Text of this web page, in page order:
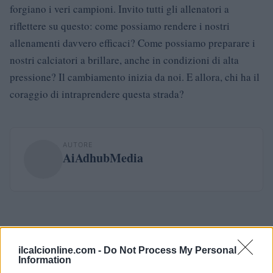
ilcalcionline.com - Do Not Process My Personal
Information
forgiano i veri campioni. Invito tutti gli allenatori a
riflettere su questo: come possiamo rendere i nostri
allenamenti davvero efficaci? Come possiamo preparare i
nostri calciatori a brillare, anche in condizioni di alta
pressione? Il cambiamento inizia da noi. E allora, chi ha il
coraggio di intraprendere questa strada?
AUTORE
AiAdhubMedia